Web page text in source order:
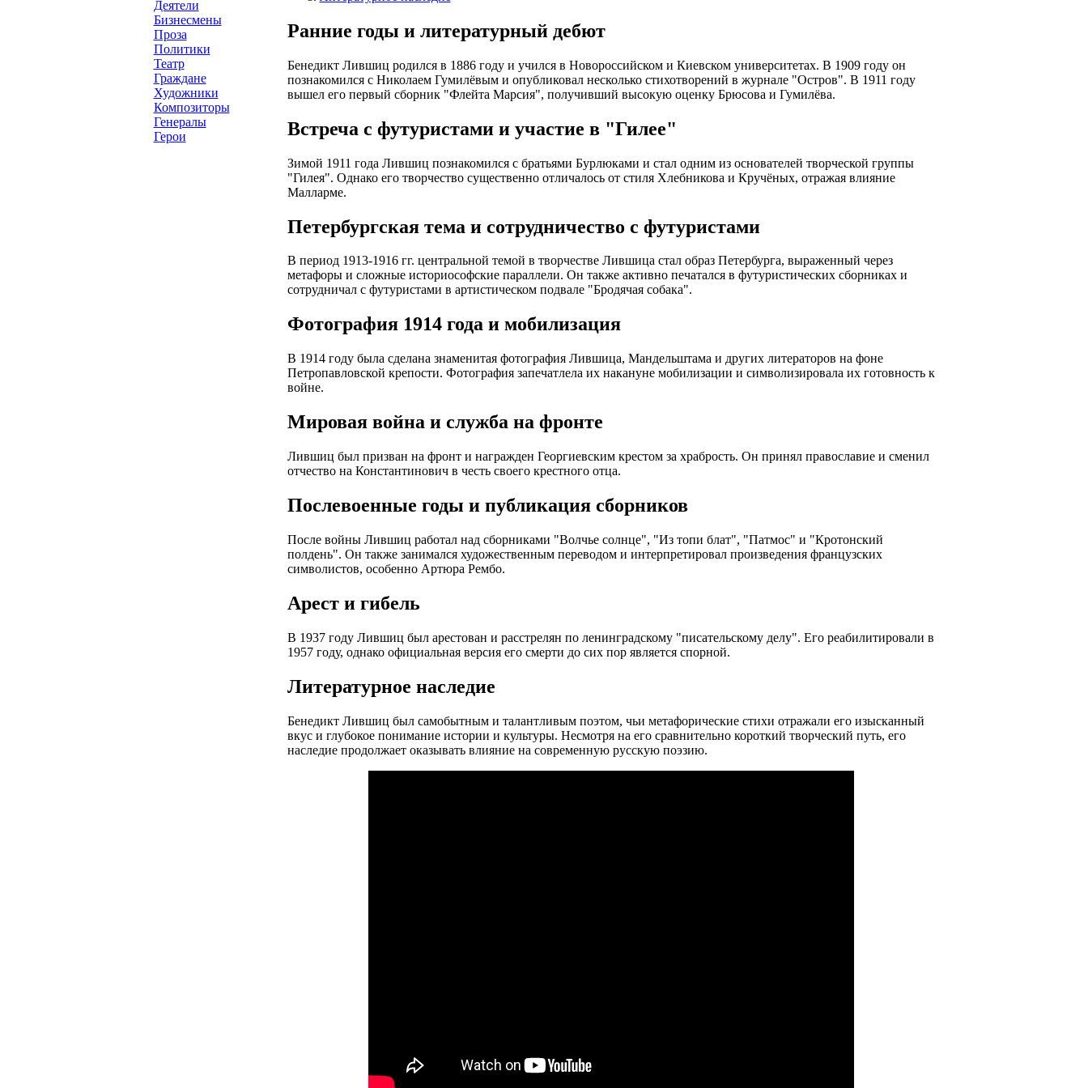
Деятели
Бизнесмены
Проза
Политики
Театр
Граждане
Художники
Композиторы
Генералы
Герои
Ранние годы и литературный дебют
Бенедикт Лившиц родился в 1886 году и учился в Новороссийском и Киевском университетах. В 1909 году он
познакомился с Николаем Гумилёвым и опубликовал несколько стихотворений в журнале "Остров". В 1911 году
вышел его первый сборник "Флейта Марсия", получивший высокую оценку Брюсова и Гумилёва.
Встреча с футуристами и участие в "Гилее"
Зимой 1911 года Лившиц познакомился с братьями Бурлюками и стал одним из основателей творческой группы
"Гилея". Однако его творчество существенно отличалось от стиля Хлебникова и Кручёных, отражая влияние
Малларме.
Петербургская тема и сотрудничество с футуристами
В период 1913-1916 гг. центральной темой в творчестве Лившица стал образ Петербурга, выраженный через
метафоры и сложные историософские параллели. Он также активно печатался в футуристических сборниках и
сотрудничал с футуристами в артистическом подвале "Бродячая собака".
Фотография 1914 года и мобилизация
В 1914 году была сделана знаменитая фотография Лившица, Мандельштама и других литераторов на фоне
Петропавловской крепости. Фотография запечатлела их накануне мобилизации и символизировала их готовность к
войне.
Мировая война и служба на фронте
Лившиц был призван на фронт и награжден Георгиевским крестом за храбрость. Он принял православие и сменил
отчество на Константинович в честь своего крестного отца.
Послевоенные годы и публикация сборников
После войны Лившиц работал над сборниками "Волчье солнце", "Из топи блат", "Патмос" и "Кротонский
полдень". Он также занимался художественным переводом и интерпретировал произведения французских
символистов, особенно Артюра Рембо.
Арест и гибель
В 1937 году Лившиц был арестован и расстрелян по ленинградскому "писательскому делу". Его реабилитировали в
1957 году, однако официальная версия его смерти до сих пор является спорной.
Литературное наследие
Бенедикт Лившиц был самобытным и талантливым поэтом, чьи метафорические стихи отражали его изысканный
вкус и глубокое понимание истории и культуры. Несмотря на его сравнительно короткий творческий путь, его
наследие продолжает оказывать влияние на современную русскую поэзию.